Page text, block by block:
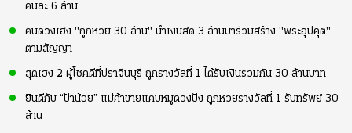
คนละ 6 ล้าน
คนดวงเฮง "ถูกหวย 30 ล้าน" นำเงินสด 3 ล้านมาร่วมสร้าง "พระอุปคุต"
ตามสัญญา
สุดเฮง 2 ผู้โชคดีที่ปราจีนบุรี ถูกรางวัลที่ 1 ได้รับเงินรวมกัน 30 ล้านบาท
ยินดีกับ “ป้าน้อย” แม่ค้าขายแคบหมูดวงปัง ถูกหวยรางวัลที่ 1 รับทรัพย์ 30
ล้าน